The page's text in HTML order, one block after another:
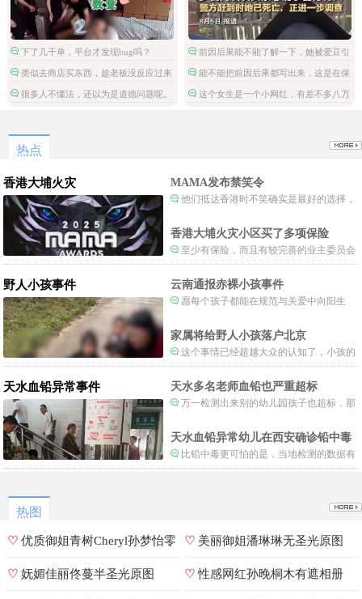
下了几千单，平台才发现bug吗？
类似去商店买东西，趁老板没反应过来
拿了就跑。
很多人不懂法，还以为是道德问题呢。
前因后果能不能了解一下，她被爱豆引
导网暴攻击
能不能把前因后果都写出来，这是在保
护施害人吗。
这个女生是一个小网红，有差不多八万
热点
香港大埔火灾 MAMA发布禁笑令
他们抵达香港时不笑确实是最好的选择，
一种保护吧。
香港大埔火灾小区买了多项保险
至少有保险，而且有较完善的业主委员会
制度。
野人小孩事件 云南通报赤裸小孩事件
愿每个孩子都能在规范与关爱中向阳生
家属将给野人小孩落户北京
这个事情已经超越大众的认知了，小孩的
形体和状态已经畸形了，得尽快送医。
天水血铅异常事件 天水多名老师血铅也严重超标
万一检测出来别的幼儿园孩子也超标，那
天水血铅异常幼儿在西安确诊铅中毒
比铅中毒更可怕的是，当地检测的数据有
可能被造假。
热图
♡优质御姐青树Cheryl孙梦怡零
遮罩私拍
♡ 美丽御姐潘琳琳无圣光原图
♡妩媚佳丽佟蔓半圣光原图 ♡性感网红孙晚桐木有遮相册